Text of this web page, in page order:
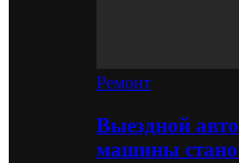
Ремонт
Выездной
машины